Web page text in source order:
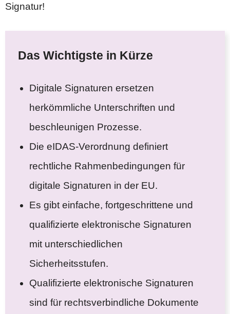
Signatur!
Das Wichtigste in Kürze
Digitale Signaturen ersetzen
herkömmliche Unterschriften und
beschleunigen Prozesse.
Die eIDAS-Verordnung definiert
rechtliche Rahmenbedingungen für
digitale Signaturen in der EU.
Es gibt einfache, fortgeschrittene und
qualifizierte elektronische Signaturen
mit unterschiedlichen
Sicherheitsstufen.
Qualifizierte elektronische Signaturen
sind für rechtsverbindliche Dokumente